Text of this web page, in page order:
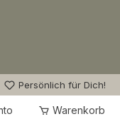
Persönlich für Dich!
auf dem Merkzettel
Warenkorb